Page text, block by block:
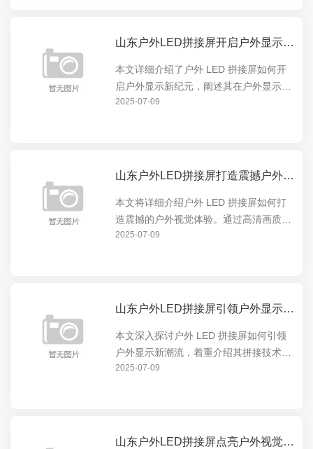
山东户外LED拼接屏开启户外显示新纪元
本文详细介绍了户外 LED 拼接屏如何开
启户外显示新纪元，阐述其在户外显示领
域的独特优势和创新应用，包括高清画
2025-07-09
山东户外LED拼接屏打造震撼户外视觉体验
本文将详细介绍户外 LED 拼接屏如何打
造震撼的户外视觉体验。通过高清画质、
超大尺寸和灵活拼接等特点，为户外场景
2025-07-09
山东户外LED拼接屏引领户外显示新潮流
本文深入探讨户外 LED 拼接屏如何引领
户外显示新潮流，着重介绍其拼接技术的
优势与创新，展现其在户外显示领域的卓
2025-07-09
山东户外LED拼接屏点亮户外视觉盛宴